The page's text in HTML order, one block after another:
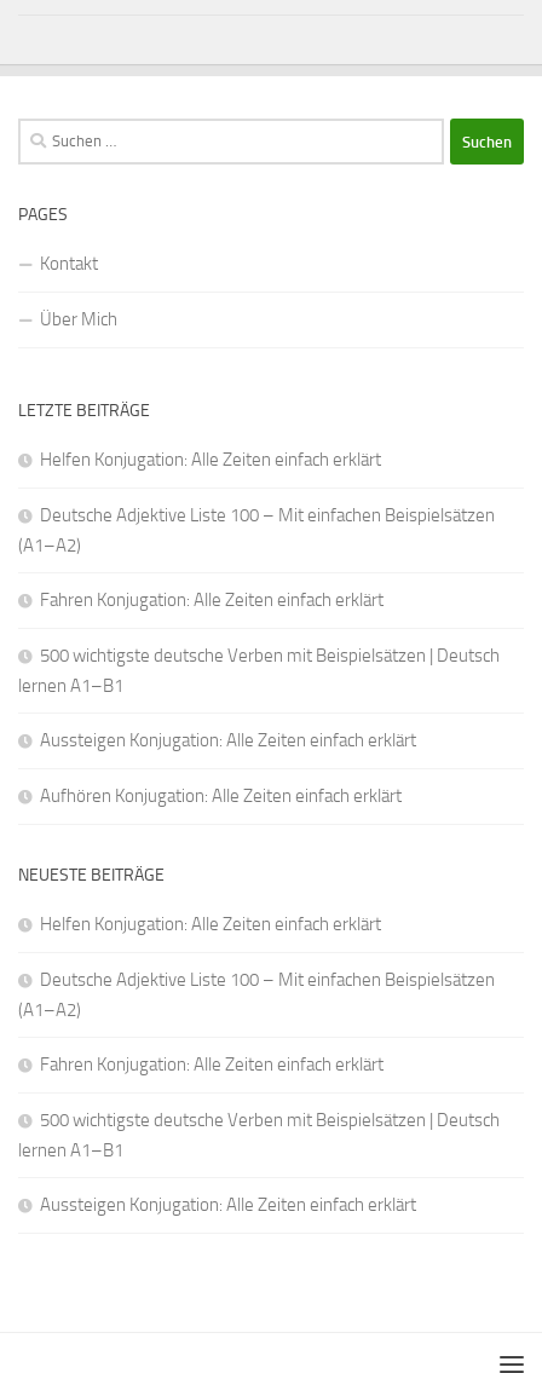
Suchen
nach:
PAGES
Kontakt
Über Mich
LETZTE BEITRÄGE
Helfen Konjugation: Alle Zeiten einfach erklärt
Deutsche Adjektive Liste 100 – Mit einfachen Beispielsätzen
(A1–A2)
Fahren Konjugation: Alle Zeiten einfach erklärt
500 wichtigste deutsche Verben mit Beispielsätzen | Deutsch
lernen A1–B1
Aussteigen Konjugation: Alle Zeiten einfach erklärt
Aufhören Konjugation: Alle Zeiten einfach erklärt
NEUESTE BEITRÄGE
Helfen Konjugation: Alle Zeiten einfach erklärt
Deutsche Adjektive Liste 100 – Mit einfachen Beispielsätzen
(A1–A2)
Fahren Konjugation: Alle Zeiten einfach erklärt
500 wichtigste deutsche Verben mit Beispielsätzen | Deutsch
lernen A1–B1
Aussteigen Konjugation: Alle Zeiten einfach erklärt